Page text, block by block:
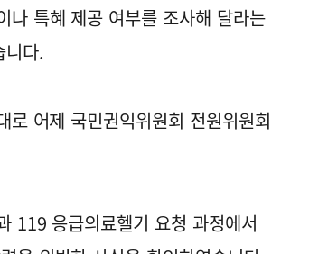
나 특혜 제공 여부를 조사해 달라는
다.
어제 국민권익위원회 전원위원회
119 응급의료헬기 요청 과정에서